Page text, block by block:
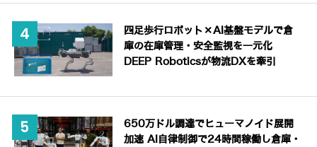
四足歩行ロボット×AI基盤モデルで倉
庫の在庫管理・安全監視を一元化
DEEP Roboticsが物流DXを牽引
650万ドル調達でヒューマノイド展開
加速 AI自律制御で24時間稼働し倉庫・